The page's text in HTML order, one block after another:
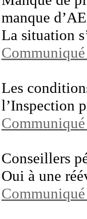
manque
La situation
Les
l’Inspection
Conseillers
Oui à une